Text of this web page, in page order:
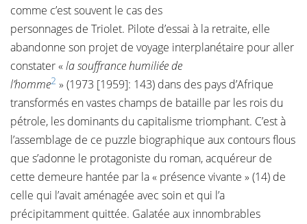
comme c’est souvent le cas des
personnages de Triolet. Pilote d’essai à la retraite, elle
abandonne son projet de voyage interplanétaire pour aller
constater «la souffrance humiliée de
l’homme2 » (1973 [1959]: 143) dans des pays d’Afrique
transformés en vastes champs de bataille par les rois du
pétrole, les dominants du capitalisme triomphant. C’est à
l’assemblage de ce puzzle biographique aux contours flous
que s’adonne le protagoniste du roman, acquéreur de
cette demeure hantée par la « présence vivante » (14) de
celle qui l’avait aménagée avec soin et qui l’a
précipitamment quittée. Galatée aux innombrables